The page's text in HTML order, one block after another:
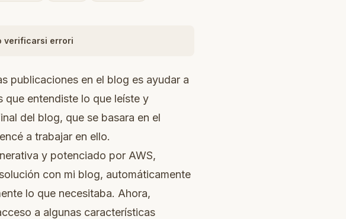
verificarsi errori
publicaciones en el blog es ayudar a
que entendiste lo que leíste y
del blog, que se basara en el
a trabajar en ello.
y potenciado por AWS,
con mi blog, automáticamente
lo que necesitaba. Ahora,
a algunas características